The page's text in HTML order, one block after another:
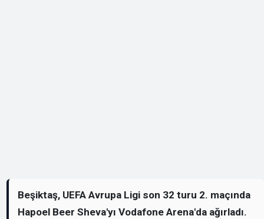
Beşiktaş, UEFA Avrupa Ligi son 32 turu 2. maçında
Hapoel Beer Sheva'yı Vodafone Arena'da ağırladı.